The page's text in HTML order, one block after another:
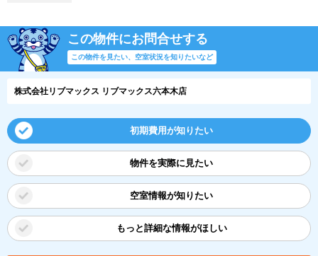
この物件にお問合せする
この物件を見たい、空室状況を知りたいなど
株式会社リブマックス リブマックス六本木店
初期費用が知りたい
物件を実際に見たい
空室情報が知りたい
もっと詳細な情報がほしい